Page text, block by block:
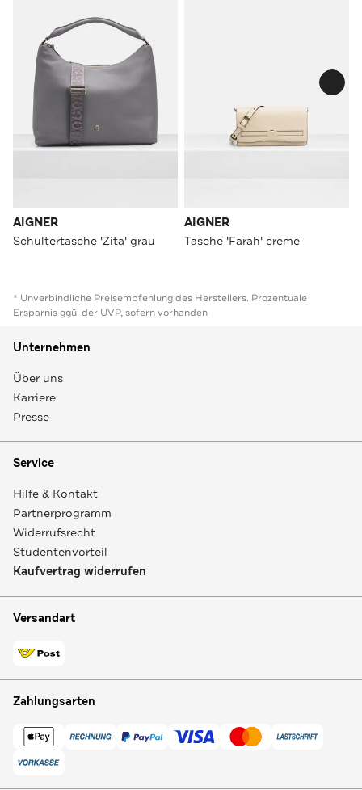
AIGNER
Schultertasche 'Zita' grau
AIGNER
Tasche 'Farah' creme
* Unverbindliche Preisempfehlung des Herstellers. Prozentuale
Ersparnis ggü. der UVP, sofern vorhanden
Unternehmen
Über uns
Karriere
Presse
Service
Hilfe & Kontakt
Partnerprogramm
Widerrufsrecht
Studentenvorteil
Kaufvertrag widerrufen
Versandart
Zahlungsarten